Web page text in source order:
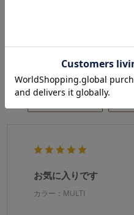
★ 3
★ 1
お気に入りです
カラー：MULTI